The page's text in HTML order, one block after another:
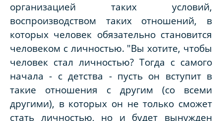
организацией таких условий,
воспроизводством таких отношений, в
которых человек обязательно становится
человеком с личностью. "Вы хотите, чтобы
человек стал личностью? Тогда с самого
начала - с детства - пусть он вступит в
такие отношения с другим (со всеми
другими), в которых он не только сможет
стать личностью, но и будет вынужден